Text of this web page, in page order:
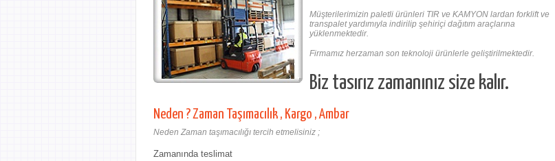
Müşterilerimizin paletli ürünleri TIR ve KAMYON lardan forklift ve
transpalet yardımıyla indirilip şehiriçi dağıtım araçlarına
yüklenmektedir.
Firmamız herzaman son teknoloji ürünlerle geliştirilmektedir.
Biz tasırız zamanınız size kalır.
Neden ? Zaman Taşımacılık , Kargo , Ambar
Neden Zaman taşımacılığı tercih etmelisiniz ;
Zamanında teslimat